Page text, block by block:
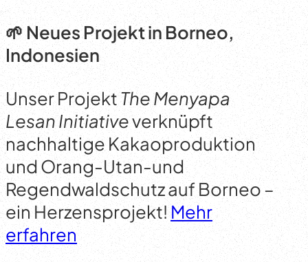
🌱 Neues Projekt in Borneo,
Indonesien
Unser ProjektThe Menyapa
Lesan Initiativeverknüpft
nachhaltige Kakaoproduktion
und Orang-Utan-und
Regendwaldschutz auf Borneo –
ein Herzensprojekt! Mehr
erfahren